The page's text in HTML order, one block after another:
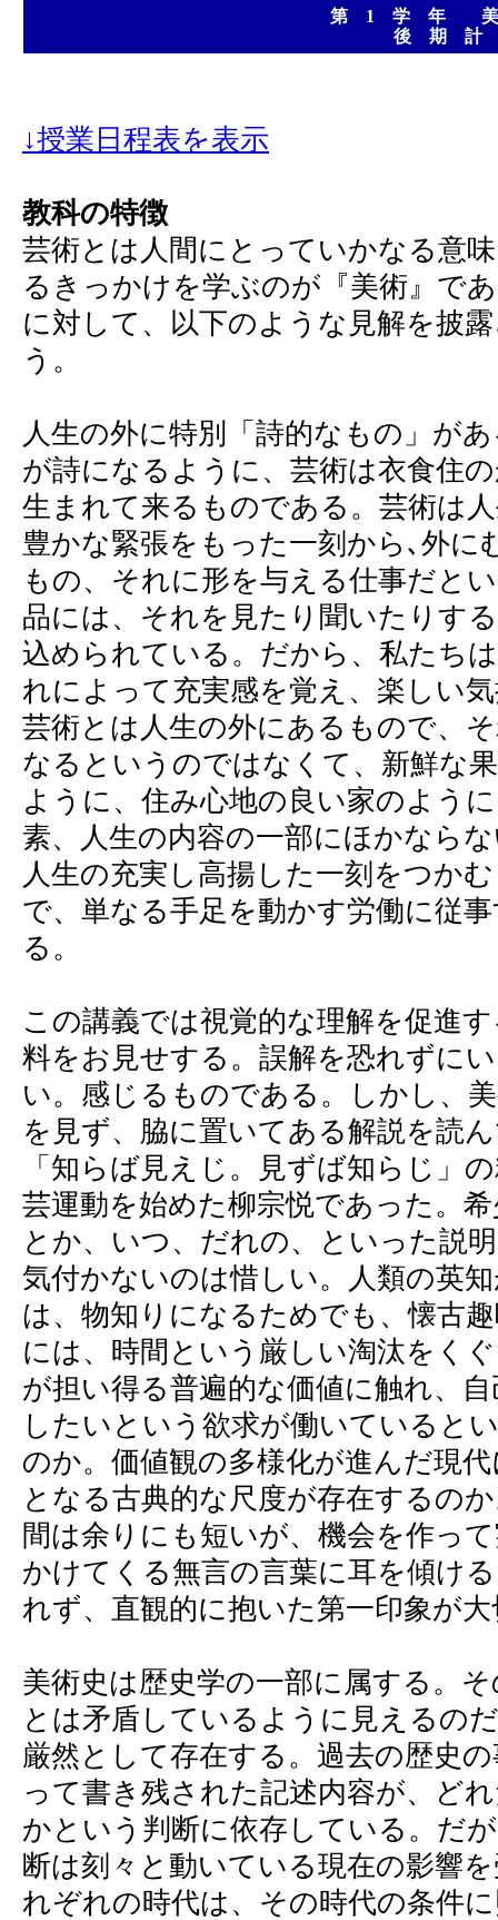
第 1 学 年 美術
後 期 計
↓授業日程表を表示
教科の特徴
芸術とは人間にとっていかなる意
るきっかけを学ぶのが『美術』で
に対して、以下のような見解を披
う。
人生の外に特別「詩的なもの」が
が詩になるように、芸術は衣食住
生まれて来るものである。芸術は
豊かな緊張をもった一刻から､外
もの、それに形を与える仕事だと
品には、それを見たり聞いたりす
込められている。だから、私たち
れによって充実感を覚え、楽しい
芸術とは人生の外にあるもので、
なるというのではなくて、新鮮な
ように、住み心地の良い家のよう
素、人生の内容の一部にほかなら
人生の充実し高揚した一刻をつか
で、単なる手足を動かす労働に従
る。
この講義では視覚的な理解を促進
料をお見せする。誤解を恐れずに
い。感じるものである。しかし、
を見ず、脇に置いてある解説を読
「知らば見えじ。見ずば知らじ」
芸運動を始めた柳宗悦であった。
とか、いつ、だれの、といった説
気付かないのは惜しい。人類の英
は、物知りになるためでも、懐古
には、時間という厳しい淘汰をく
が担い得る普遍的な価値に触れ、
したいという欲求が働いていると
のか。価値観の多様化が進んだ現
となる古典的な尺度が存在するの
間は余りにも短いが、機会を作っ
かけてくる無言の言葉に耳を傾け
れず、直観的に抱いた第一印象が
美術史は歴史学の一部に属する。
とは矛盾しているように見えるの
厳然として存在する。過去の歴史
って書き残された記述内容が、ど
かという判断に依存している。だ
断は刻々と動いている現在の影響
れぞれの時代は、その時代の条件